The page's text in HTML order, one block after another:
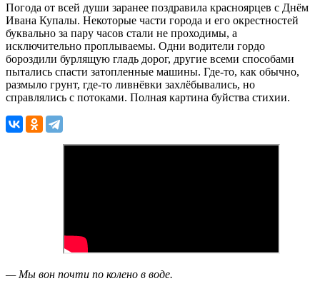
Погода от всей души заранее поздравила красноярцев с Днём
Ивана Купалы. Некоторые части города и его окрестностей
буквально за пару часов стали не проходимы, а
исключительно проплываемы. Одни водители гордо
бороздили бурлящую гладь дорог, другие всеми способами
пытались спасти затопленные машины. Где-то, как обычно,
размыло грунт, где-то ливнёвки захлёбывались, но
справлялись с потоками. Полная картина буйства стихии.
— Мы вон почти по колено в воде.